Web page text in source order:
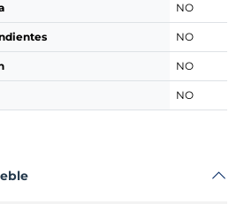
NO
NO
NO
NO